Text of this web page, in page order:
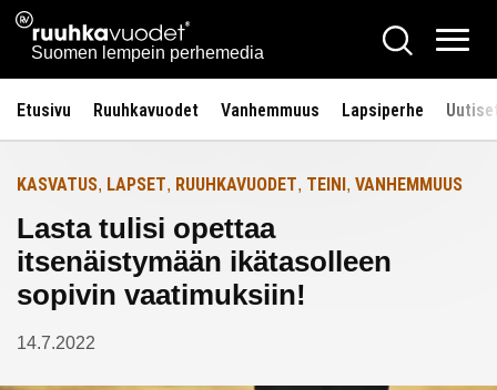
Siirry
sisältöön
Ruuhkavuodet.fi
Suomen lempein perhemedia
Hae
Etusivu Ruuhkavuodet Vanhemmuus Lapsiperhe
Etusivulle
KASVATUS, LAPSET, RUUHKAVUODET, TEINI , VANHEMMUUS
Lasta tulisi opettaa
itsenäistymään ikätasolleen
sopivin vaatimuksiin!
14.7.2022